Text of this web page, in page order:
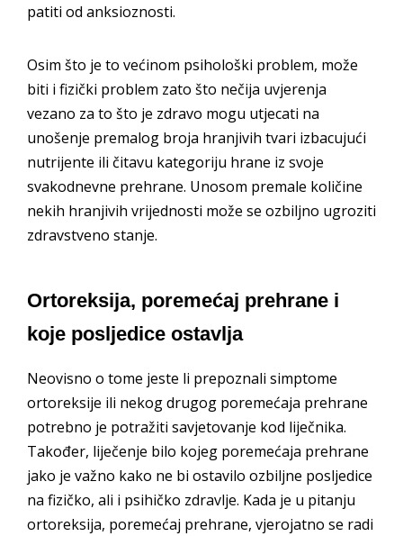
patiti od anksioznosti.
Osim što je to većinom psihološki problem, može
biti i fizički problem zato što nečija uvjerenja
vezano za to što je zdravo mogu utjecati na
unošenje premalog broja hranjivih tvari izbacujući
nutrijente ili čitavu kategoriju hrane iz svoje
svakodnevne prehrane. Unosom premale količine
nekih hranjivih vrijednosti može se ozbiljno ugroziti
zdravstveno stanje.
Ortoreksija, poremećaj prehrane i
koje posljedice ostavlja
Neovisno o tome jeste li prepoznali simptome
ortoreksije ili nekog drugog poremećaja prehrane
potrebno je potražiti savjetovanje kod liječnika.
Također, liječenje bilo kojeg poremećaja prehrane
jako je važno kako ne bi ostavilo ozbiljne posljedice
na fizičko, ali i psihičko zdravlje. Kada je u pitanju
ortoreksija, poremećaj prehrane, vjerojatno se radi